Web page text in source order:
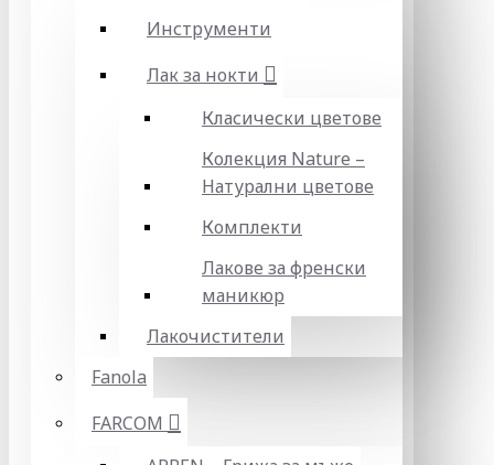
Инструменти
Лак за нокти
Класически цветове
Колекция Nature –
Натурални цветове
Комплекти
Лакове за френски
маникюр
Лакочистители
Fanola
FARCOM